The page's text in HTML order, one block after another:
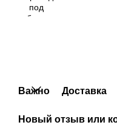
Важно Доставка
Новый отзыв или